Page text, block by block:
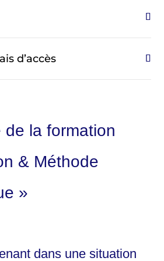
d’accès
de la formation
& Méthode
»
dans une situation